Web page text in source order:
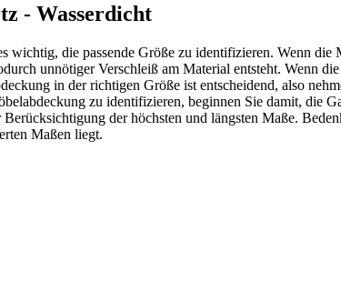
- Wasserdicht
wichtig, die passende Größe zu identifizieren. Wenn
unnötiger Verschleiß am Material entsteht. Wenn
in der richtigen Größe ist entscheidend, also
zu identifizieren, beginnen Sie damit, die
der höchsten und längsten Maße.
Maßen liegt.